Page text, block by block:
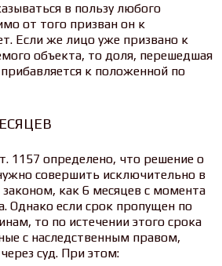
в пользу любого
от того призван он к
Если же лицо уже призвано к
объекта, то доля, перешедшая
к положенной по
1157 определено, что решение о
совершить исключительно в
как 6 месяцев с момента
Однако если срок пропущен по
то по истечении этого срока
с наследственным правом,
суд. При этом: